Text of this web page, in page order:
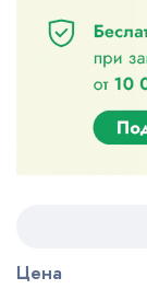
Цена